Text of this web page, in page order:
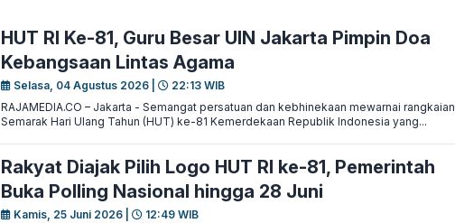
HUT RI Ke-81, Guru Besar UIN Jakarta Pimpin Doa
Kebangsaan Lintas Agama
Selasa, 04 Agustus 2026 |
22:13 WIB
RAJAMEDIA.CO – Jakarta - Semangat persatuan dan kebhinekaan mewarnai rangkaian
Semarak Hari Ulang Tahun (HUT) ke-81 Kemerdekaan Republik Indonesia yang...
Rakyat Diajak Pilih Logo HUT RI ke-81, Pemerintah
Buka Polling Nasional hingga 28 Juni
Kamis, 25 Juni 2026 |
12:49 WIB